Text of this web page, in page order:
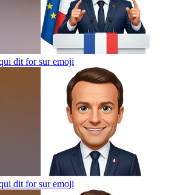
dit for suremoji
dit for suremoji